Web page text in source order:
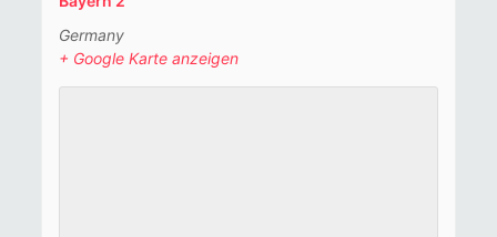
Germany
+ Google Karte anzeigen